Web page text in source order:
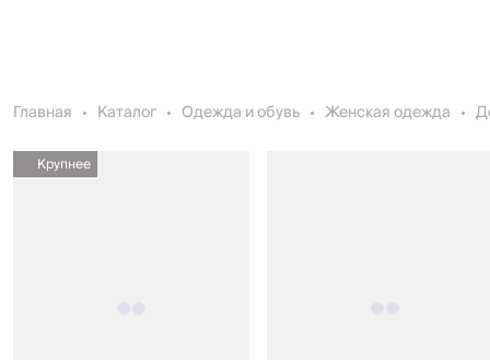
Главная Каталог Одежда и обувь Женская одежда
Крупнее